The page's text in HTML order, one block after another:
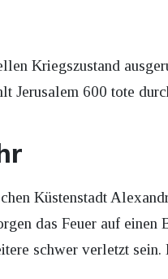
Kriegszustand
Jerusalem 600 tote
Küstenstadt
das Feuer auf
schwer verletzt